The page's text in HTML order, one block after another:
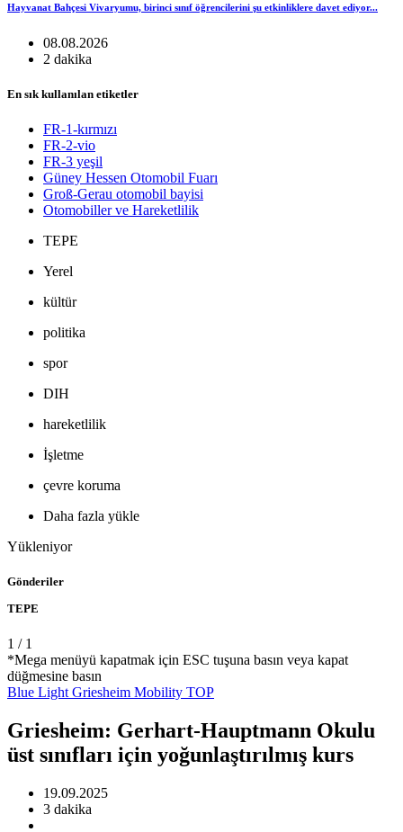
Hayvanat Bahçesi Vivaryumu, birinci sınıf öğrencilerini şu etkinliklere davet ediyor...
08.08.2026
2 dakika
En sık kullanılan etiketler
FR-1-kırmızı
FR-2-vio
FR-3 yeşil
Güney Hessen Otomobil Fuarı
Groß-Gerau otomobil bayisi
Otomobiller ve Hareketlilik
TEPE
Yerel
kültür
politika
spor
DIH
hareketlilik
İşletme
çevre koruma
Daha fazla yükle
Yükleniyor
Gönderiler
TEPE
1 / 1
*Mega menüyü kapatmak için ESC tuşuna basın veya kapat
düğmesine basın
Blue Light Griesheim Mobility TOP
Griesheim: Gerhart-Hauptmann Okulu
üst sınıfları için yoğunlaştırılmış kurs
19.09.2025
3 dakika